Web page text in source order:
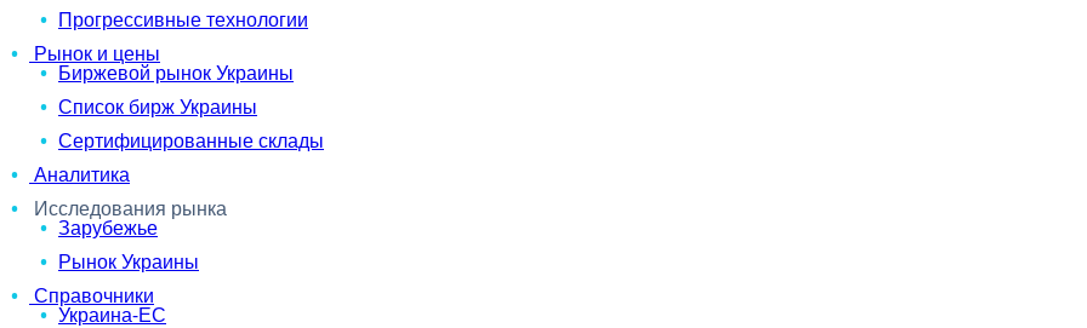
Прогрессивные технологии
Рынок и цены
Биржевой рынок Украины
Список бирж Украины
Сертифицированные склады
Аналитика
Исследования рынка
Зарубежье
Рынок Украины
Справочники
Украина-ЕС